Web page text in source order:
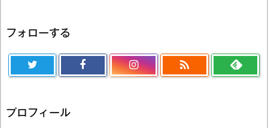
フォローする

プロフィール